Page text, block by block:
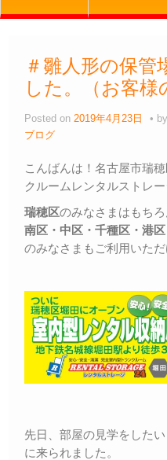
＃雛人形の保管
した。（お客様
Posted on 2019年4月23日 by
ブログ
こんばんは！名古屋市瑞
クルームレンタルストレー
瑞穂区のみなさまはもちろ
南区・中区・千種区・港
のみなさまもご利用いただ
先日、部屋の見学をした
に来られました。